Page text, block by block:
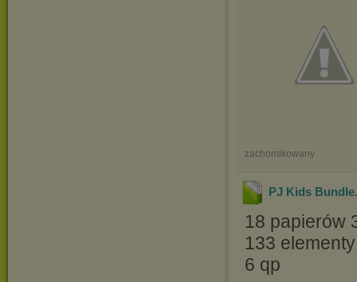
zachomikowany
PJ Kids Bundle
18 papierów
133
6 qp